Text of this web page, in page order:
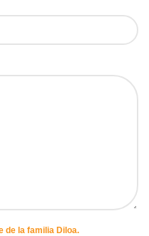
de la familia Diloa.